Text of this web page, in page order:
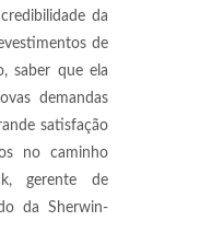
da
de
saber que ela
demandas
satisfação
no caminho
gerente de
da Sherwin-